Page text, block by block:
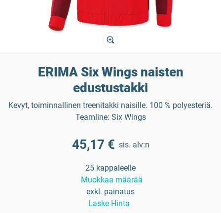
ERIMA Six Wings naisten
edustustakki
Kevyt, toiminnallinen treenitakki naisille. 100 % polyesteriä.
Teamline: Six Wings
45,17 € sis. alv:n
25 kappaleelle
Muokkaa määrää
exkl. painatus
Laske Hinta